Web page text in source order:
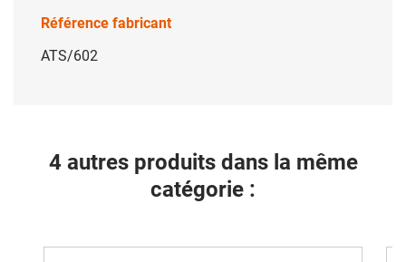
Référence fabricant
ATS/602
4 autres produits dans la même
catégorie :